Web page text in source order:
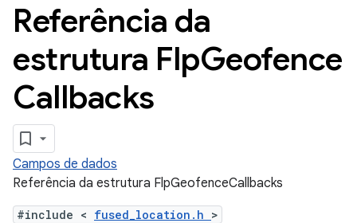
Referência da
estrutura FlpGeofence
Callbacks
Campos de dados
Referência da estrutura FlpGeofenceCallbacks
#include < fused_location.h >